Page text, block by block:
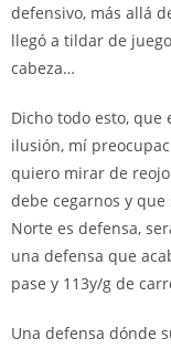
defensivo, más allá
llegó a tildar de
cabeza…
Dicho todo esto, que
ilusión, mí
quiero mirar de
debe cegarnos y que
Norte es defensa,
una defensa que
pase y 113y/g de
Una defensa dónde